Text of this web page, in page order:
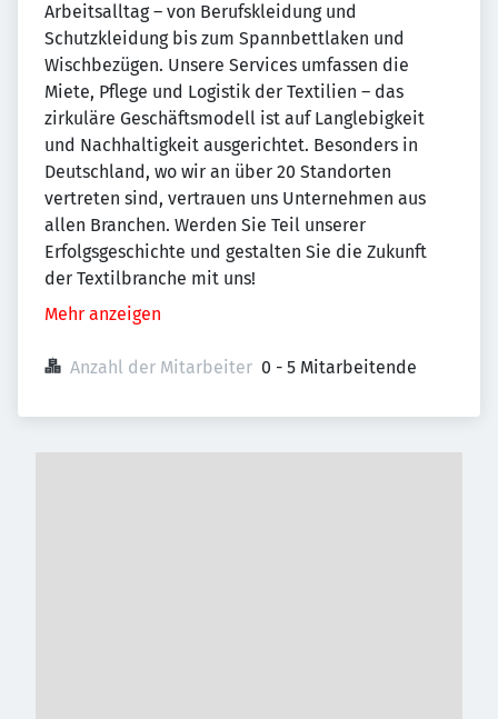
Arbeitsalltag – von Berufskleidung und
Schutzkleidung bis zum Spannbettlaken und
Wischbezügen. Unsere Services umfassen die
Miete, Pflege und Logistik der Textilien – das
zirkuläre Geschäftsmodell ist auf Langlebigkeit
und Nachhaltigkeit ausgerichtet. Besonders in
Deutschland, wo wir an über 20 Standorten
vertreten sind, vertrauen uns Unternehmen aus
allen Branchen. Werden Sie Teil unserer
Erfolgsgeschichte und gestalten Sie die Zukunft
der Textilbranche mit uns!
Mehr anzeigen
Anzahl der Mitarbeiter 0 - 5 Mitarbeitende